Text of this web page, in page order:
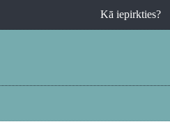
Kā iepirkties?